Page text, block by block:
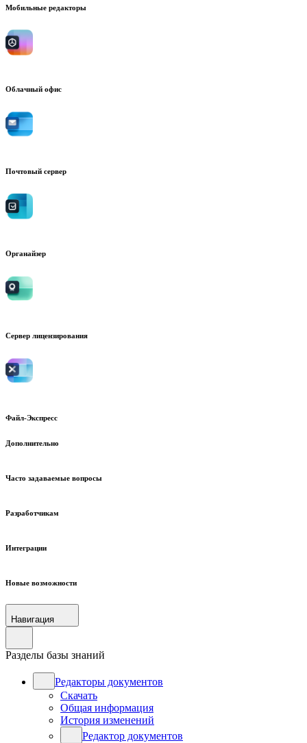
Мобильные редакторы
Облачный офис
Почтовый сервер
Органайзер
Сервер лицензирования
Файл-Экспресс
Дополнительно
Часто задаваемые вопросы
Разработчикам
Интеграции
Новые возможности
Навигация
Разделы базы знаний
Редакторы документов
Скачать
Общая информация
История изменений
Редактор документов